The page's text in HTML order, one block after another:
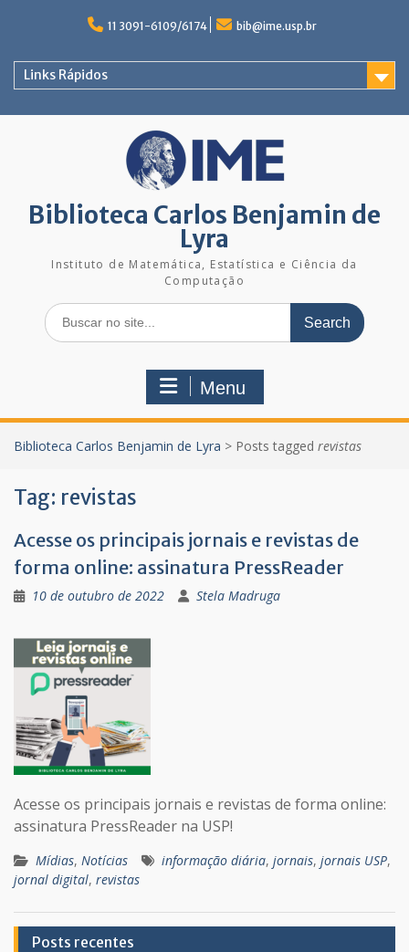
11 3091-6109/6174 bib@ime.usp.br
Links Rápidos
Biblioteca Carlos Benjamin de
Lyra
Instituto de Matemática, Estatística e Ciência da
Computação
Search
for:
Menu
Biblioteca Carlos Benjamin de Lyra > Posts tagged revistas
Tag: revistas
Acesse os principais jornais e revistas de
forma online: assinatura PressReader
10 de outubro de 2022 Stela Madruga
Acesse os principais jornais e revistas de forma online:
assinatura PressReader na USP!
Mídias, Notícias informação diária, jornais, jornais USP,
jornal digital, revistas
Posts recentes